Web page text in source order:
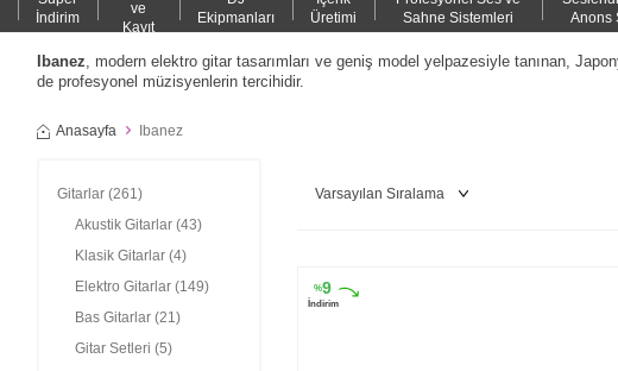
İndirim
ve
Kayıt
Ekipmanları
Üretimi
Sahne Sistemleri
Anons
Ibanez, modern elektro gitar tasarımları ve geniş model yelpazesiyle tanınan,
de profesyonel müzisyenlerin tercihidir.
Anasayfa Ibanez
Gitarlar (261)
Akustik Gitarlar (43)
Klasik Gitarlar (4)
Elektro Gitarlar (149)
Bas Gitarlar (21)
Gitar Setleri (5)
%9
İndirim